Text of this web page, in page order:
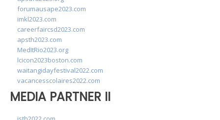
forumausape2023.com
imkl2023.com
careerfaircsd2023.com
apsth2023.com
MedItRio2023.org
lcicon2023boston.com
waitangidayfestival2022.com
vacancesscolaires2022.com
MEDIA PARTNER II